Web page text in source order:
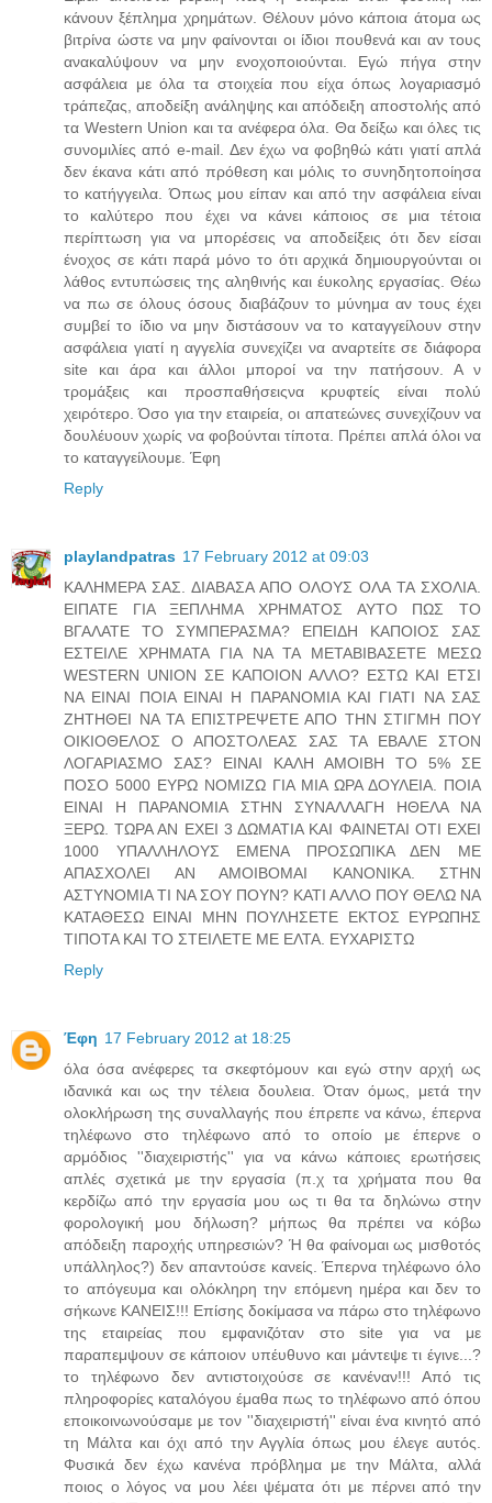
κάνουν ξέπλημα χρημάτων. Θέλουν μόνο κάποια άτομα ως
βιτρίνα ώστε να μην φαίνονται οι ίδιοι πουθενά και αν τους
ανακαλύψουν να μην ενοχοποιούνται. Εγώ πήγα στην
ασφάλεια με όλα τα στοιχεία που είχα όπως λογαριασμό
τράπεζας, αποδείξη ανάληψης και απόδειξη αποστολής από
τα Western Union και τα ανέφερα όλα. Θα δείξω και όλες τις
συνομιλίες από e-mail. Δεν έχω να φοβηθώ κάτι γιατί απλά
δεν έκανα κάτι από πρόθεση και μόλις το συνηδητοποίησα
το κατήγγειλα. Όπως μου είπαν και από την ασφάλεια είναι
το καλύτερο που έχει να κάνει κάποιος σε μια τέτοια
περίπτωση για να μπορέσεις να αποδείξεις ότι δεν είσαι
ένοχος σε κάτι παρά μόνο το ότι αρχικά δημιουργούνται οι
λάθος εντυπώσεις της αληθινής και έυκολης εργασίας. Θέω
να πω σε όλους όσους διαβάζουν το μύνημα αν τους έχει
συμβεί το ίδιο να μην διστάσουν να το καταγγείλουν στην
ασφάλεια γιατί η αγγελία συνεχίζει να αναρτείτε σε διάφορα
site και άρα και άλλοι μποροί να την πατήσουν. Α ν
τρομάξεις και προσπαθήσειςνα κρυφτείς είναι πολύ
χειρότερο. Όσο για την εταιρεία, οι απατεώνες συνεχίζουν να
δουλέυουν χωρίς να φοβούνται τίποτα. Πρέπει απλά όλοι να
το καταγγείλουμε. Έφη
Reply
playlandpatras 17 February 2012 at 09:03
ΚΑΛΗΜΕΡΑ ΣΑΣ. ΔΙΑΒΑΣΑ ΑΠΟ ΟΛΟΥΣ ΟΛΑ ΤΑ ΣΧΟΛΙΑ.
ΕΙΠΑΤΕ ΓΙΑ ΞΕΠΛΗΜΑ ΧΡΗΜΑΤΟΣ ΑΥΤΟ ΠΩΣ ΤΟ
ΒΓΑΛΑΤΕ ΤΟ ΣΥΜΠΕΡΑΣΜΑ? ΕΠΕΙΔΗ ΚΑΠΟΙΟΣ ΣΑΣ
ΕΣΤΕΙΛΕ ΧΡΗΜΑΤΑ ΓΙΑ ΝΑ ΤΑ ΜΕΤΑΒΙΒΑΣΕΤΕ ΜΕΣΩ
WESTERN UNION ΣΕ ΚΑΠΟΙΟΝ ΑΛΛΟ? ΕΣΤΩ ΚΑΙ ΕΤΣΙ
ΝΑ ΕΙΝΑΙ ΠΟΙΑ ΕΙΝΑΙ Η ΠΑΡΑΝΟΜΙΑ ΚΑΙ ΓΙΑΤΙ ΝΑ ΣΑΣ
ΖΗΤΗΘΕΙ ΝΑ ΤΑ ΕΠΙΣΤΡΕΨΕΤΕ ΑΠΟ ΤΗΝ ΣΤΙΓΜΗ ΠΟΥ
ΟΙΚΙΟΘΕΛΟΣ Ο ΑΠΟΣΤΟΛΕΑΣ ΣΑΣ ΤΑ ΕΒΑΛΕ ΣΤΟΝ
ΛΟΓΑΡΙΑΣΜΟ ΣΑΣ? ΕΙΝΑΙ ΚΑΛΗ ΑΜΟΙΒΗ ΤΟ 5% ΣΕ
ΠΟΣΟ 5000 ΕΥΡΩ ΝΟΜΙΖΩ ΓΙΑ ΜΙΑ ΩΡΑ ΔΟΥΛΕΙΑ. ΠΟΙΑ
ΕΙΝΑΙ Η ΠΑΡΑΝΟΜΙΑ ΣΤΗΝ ΣΥΝΑΛΛΑΓΗ ΗΘΕΛΑ ΝΑ
ΞΕΡΩ. ΤΩΡΑ ΑΝ ΕΧΕΙ 3 ΔΩΜΑΤΙΑ ΚΑΙ ΦΑΙΝΕΤΑΙ ΟΤΙ ΕΧΕΙ
1000 ΥΠΑΛΛΗΛΟΥΣ ΕΜΕΝΑ ΠΡΟΣΩΠΙΚΑ ΔΕΝ ΜΕ
ΑΠΑΣΧΟΛΕΙ ΑΝ ΑΜΟΙΒΟΜΑΙ ΚΑΝΟΝΙΚΑ. ΣΤΗΝ
ΑΣΤΥΝΟΜΙΑ ΤΙ ΝΑ ΣΟΥ ΠΟΥΝ? ΚΑΤΙ ΑΛΛΟ ΠΟΥ ΘΕΛΩ ΝΑ
ΚΑΤΑΘΕΣΩ ΕΙΝΑΙ ΜΗΝ ΠΟΥΛΗΣΕΤΕ ΕΚΤΟΣ ΕΥΡΩΠΗΣ
ΤΙΠΟΤΑ ΚΑΙ ΤΟ ΣΤΕΙΛΕΤΕ ΜΕ ΕΛΤΑ. ΕΥΧΑΡΙΣΤΩ
Reply
Έφη 17 February 2012 at 18:25
όλα όσα ανέφερες τα σκεφτόμουν και εγώ στην αρχή ως
ιδανικά και ως την τέλεια δουλεια. Όταν όμως, μετά την
ολοκλήρωση της συναλλαγής που έπρεπε να κάνω, έπερνα
τηλέφωνο στο τηλέφωνο από το οποίο με έπερνε ο
αρμόδιος ''διαχειριστής'' για να κάνω κάποιες ερωτήσεις
απλές σχετικά με την εργασία (π.χ τα χρήματα που θα
κερδίζω από την εργασία μου ως τι θα τα δηλώνω στην
φορολογική μου δήλωση? μήπως θα πρέπει να κόβω
απόδειξη παροχής υπηρεσιών? Ή θα φαίνομαι ως μισθοτός
υπάλληλος?) δεν απαντούσε κανείς. Έπερνα τηλέφωνο όλο
το απόγευμα και ολόκληρη την επόμενη ημέρα και δεν το
σήκωνε ΚΑΝΕΙΣ!!! Επίσης δοκίμασα να πάρω στο τηλέφωνο
της εταιρείας που εμφανιζόταν στο site για να με
παραπεμψουν σε κάποιον υπέυθυνο και μάντεψε τι έγινε...?
το τηλέφωνο δεν αντιστοιχούσε σε κανέναν!!! Από τις
πληροφορίες καταλόγου έμαθα πως το τηλέφωνο από όπου
εποικοινωνούσαμε με τον ''διαχειριστή'' είναι ένα κινητό από
τη Μάλτα και όχι από την Αγγλία όπως μου έλεγε αυτός.
Φυσικά δεν έχω κανένα πρόβλημα με την Μάλτα, αλλά
ποιος ο λόγος να μου λέει ψέματα ότι με πέρνει από την